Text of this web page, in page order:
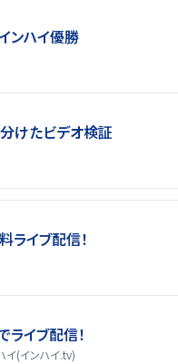
ンハイ優勝
けたビデオ検証
イブ配信！
イブ配信！
イ(インハイ.tv)